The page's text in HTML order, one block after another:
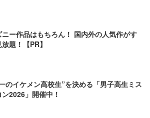
ー作品はもちろん！ 国内外の人気作がす
題！【PR】
のイケメン高校生”を決める「男子高生ミス
2026」開催中！